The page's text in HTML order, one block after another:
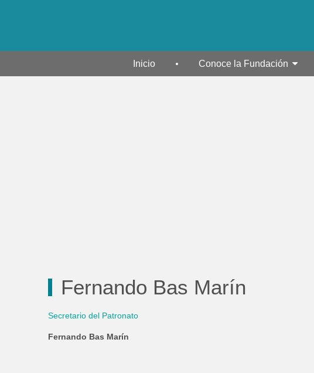
Inicio Conoce la Fundación
Fernando Bas Marín
Secretario del Patronato
Fernando Bas Marín